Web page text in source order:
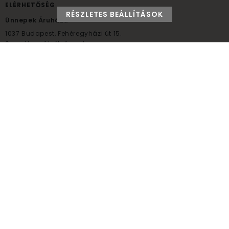
ELÉRHETŐSÉG
Ünnepek Áruháza
1037 Budapest, Fehéregyházi út 15.
Személyes átvételi pont
RÉSZLETES BEÁLLÍTÁSOK